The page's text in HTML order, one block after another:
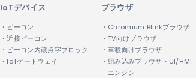
IoTデバイス
・ビーコン
・近接ビーコン
・ビーコン内蔵点字ブロック
・IoTゲートウェイ
ブラウザ
・Chromium Blinkブラウザ
・TV向けブラウザ
・車載向けブラウザ
・組み込みブラウザ・UI/HMI
エンジン